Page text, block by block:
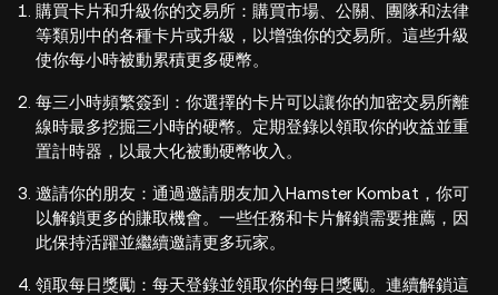
購買卡片和升級你的交易所：購買市場、公關、團隊和法律
等類別中的各種卡片或升級，以增強你的交易所。這些升級
使你每小時被動累積更多硬幣。
每三小時頻繁簽到：你選擇的卡片可以讓你的加密交易所離
線時最多挖掘三小時的硬幣。定期登錄以領取你的收益並重
置計時器，以最大化被動硬幣收入。
邀請你的朋友：通過邀請朋友加入Hamster Kombat，你可
以解鎖更多的賺取機會。一些任務和卡片解鎖需要推薦，因
此保持活躍並繼續邀請更多玩家。
領取每日獎勵：每天登錄並領取你的每日獎勵。連續解鎖這